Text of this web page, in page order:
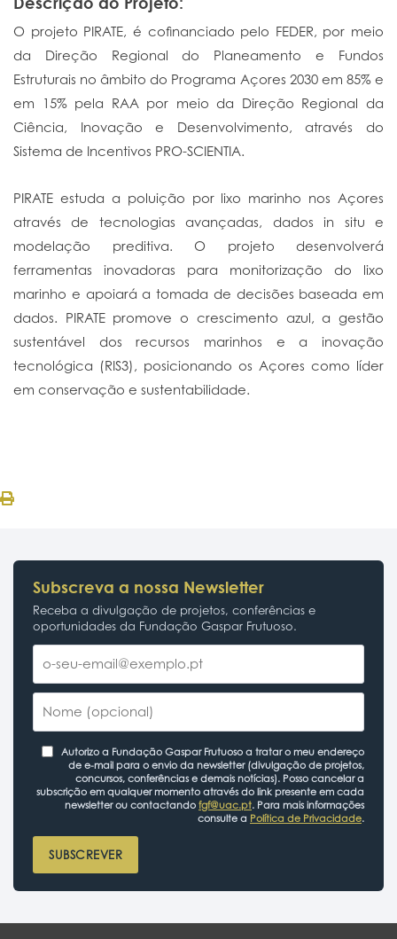
O projeto PIRATE, é cofinanciado pelo FEDER, por meio
da Direção Regional do Planeamento e Fundos
Estruturais no âmbito do Programa Açores 2030 em 85% e
em 15% pela RAA por meio da Direção Regional da
Ciência, Inovação e Desenvolvimento, através do
Sistema de Incentivos PRO-SCIENTIA.
PIRATE estuda a poluição por lixo marinho nos Açores
através de tecnologias avançadas, dados in situ e
modelação preditiva. O projeto desenvolverá
ferramentas inovadoras para monitorização do lixo
marinho e apoiará a tomada de decisões baseada em
dados. PIRATE promove o crescimento azul, a gestão
sustentável dos recursos marinhos e a inovação
tecnológica (RIS3), posicionando os Açores como líder
em conservação e sustentabilidade.
Subscreva a nossa Newsletter
Receba a divulgação de projetos, conferências e
oportunidades da Fundação Gaspar Frutuoso.
Autorizo a Fundação Gaspar Frutuoso a tratar o meu endereço
de e-mail para o envio da newsletter (divulgação de projetos,
concursos, conferências e demais notícias). Posso cancelar a
subscrição em qualquer momento através do link presente em cada
newsletter ou contactando fgf@uac.pt. Para mais informações
consulte a Política de Privacidade.
SUBSCREVER